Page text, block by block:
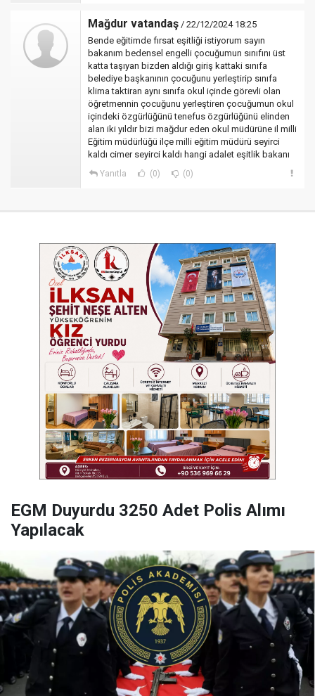
Mağdur vatandaş / 22/12/2024 18:25
Bende eğitimde fırsat eşitliği istiyorum sayın
bakanım bedensel engelli çocuğumun sınıfını üst
katta taşıyan bizden aldığı giriş kattaki sınıfa
belediye başkanının çocuğunu yerleştirip sınıfa
klima taktiran aynı sınıfa okul içinde görevli olan
öğretmennin çocuğunu yerleştiren çocuğumun okul
içindeki özgürlüğünü tenefus özgürlüğünü elinden
alan iki yıldır bizi mağdur eden okul müdürüne il milli
Eğitim müdürlüğü ilçe milli eğitim müdürü seyirci
kaldı cimer seyirci kaldı hangi adalet eşitlik bakanı
Yanıtla (0) (0)
EGM Duyurdu 3250 Adet Polis Alımı
Yapılacak